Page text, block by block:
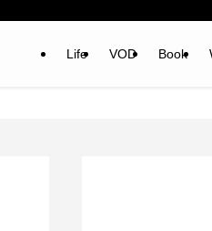
Life VOD Book